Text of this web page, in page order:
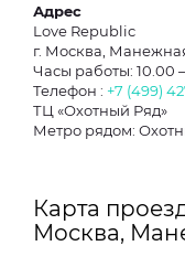
Адрес
Love Republic
г. Москва, Манежная
Часы работы: 10.00
Телефон : +7 (499)
ТЦ «Охотный Ряд»
Метро рядом:
Карта
Москва,